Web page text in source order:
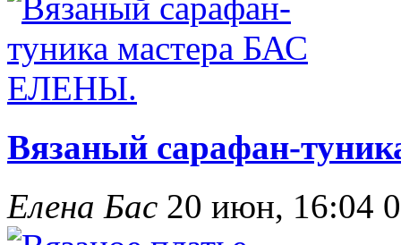
Вязаный сарафан-
Елена Бас 20 июн, 16:04 0